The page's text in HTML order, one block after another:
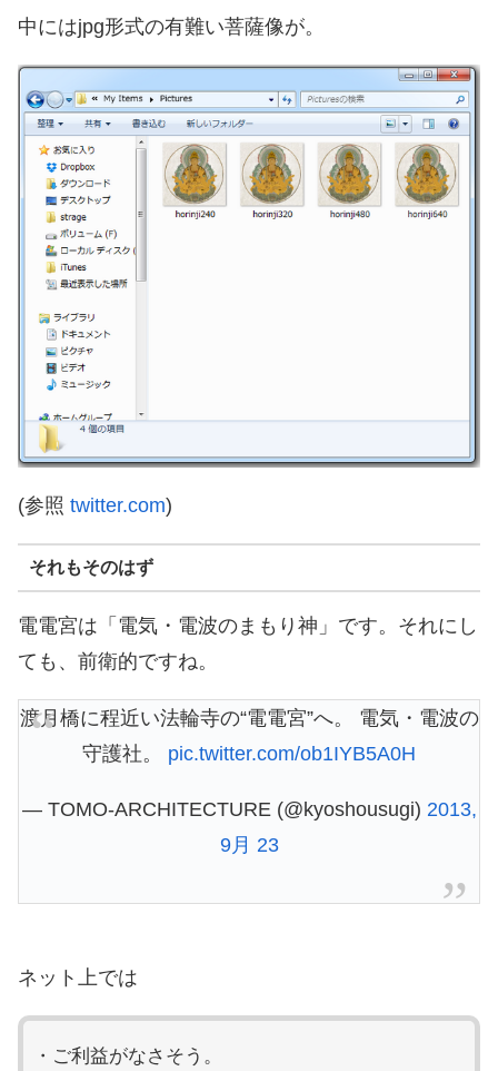
中にはjpg形式の有難い菩薩像が。
(参照 twitter.com)
それもそのはず
電電宮は「電気・電波のまもり神」です。それにし
ても、前衛的ですね。
渡月橋に程近い法輪寺の“電電宮”へ。 電気・電波の
守護社。 pic.twitter.com/ob1IYB5A0H
— TOMO-ARCHITECTURE (@kyoshousugi) 2013,
9月 23
ネット上では
・ご利益がなさそう。